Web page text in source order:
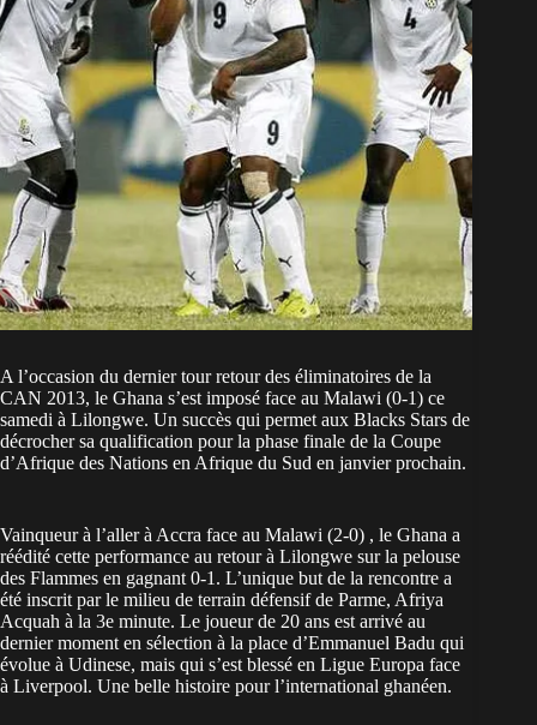
Paris sportifs
A l’occasion du dernier tour retour des éliminatoires de la
CAN 2013, le Ghana s’est imposé face au Malawi (0-1) ce
samedi à Lilongwe. Un succès qui permet aux Blacks Stars de
décrocher sa qualification pour la phase finale de la Coupe
d’Afrique des Nations en Afrique du Sud en janvier prochain.
Vainqueur à l’aller à Accra face au Malawi (2-0) , le Ghana a
réédité cette performance au retour à Lilongwe sur la pelouse
des Flammes en gagnant 0-1. L’unique but de la rencontre a
été inscrit par le milieu de terrain défensif de Parme, Afriya
Acquah à la 3e minute. Le joueur de 20 ans est arrivé au
dernier moment en sélection à la place d’Emmanuel Badu qui
évolue à Udinese, mais qui s’est blessé en Ligue Europa face
à Liverpool. Une belle histoire pour l’international ghanéen.